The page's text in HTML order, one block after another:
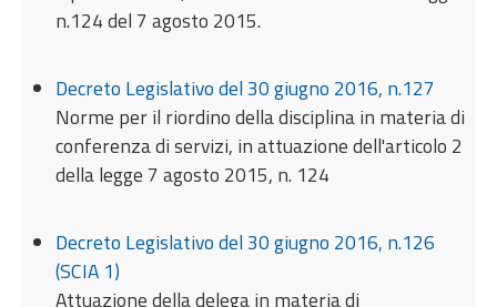
n.124 del 7 agosto 2015.
Decreto Legislativo del 30 giugno 2016, n.127
Norme per il riordino della disciplina in materia di
conferenza di servizi, in attuazione dell'articolo 2
della legge 7 agosto 2015, n. 124
Decreto Legislativo del 30 giugno 2016, n.126
(SCIA 1)
Attuazione della delega in materia di